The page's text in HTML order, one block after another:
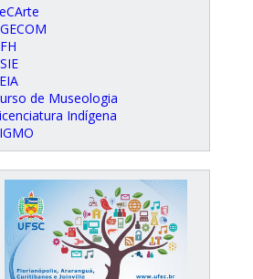
de Museologia
Indígena